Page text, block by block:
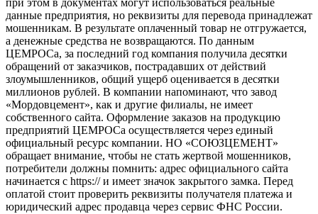
при этом в документах могут использоваться реальные
данные предприятия, но реквизиты для перевода принадлежат
мошенникам. В результате оплаченный товар не отгружается,
а денежные средства не возвращаются. По данным
ЦЕМРОСа, за последний год компания получила десятки
обращений от заказчиков, пострадавших от действий
злоумышленников, общий ущерб оценивается в десятки
миллионов рублей. В компании напоминают, что завод
«Мордовцемент», как и другие филиалы, не имеет
собственного сайта. Оформление заказов на продукцию
предприятий ЦЕМРОСа осуществляется через единый
официальный ресурс компании. НО «СОЮЗЦЕМЕНТ»
обращает внимание, чтобы не стать жертвой мошенников,
потребители должны помнить: адрес официального сайта
начинается с https:// и имеет значок закрытого замка. Перед
оплатой стоит проверить реквизиты получателя платежа и
юридический адрес продавца через сервис ФНС России.